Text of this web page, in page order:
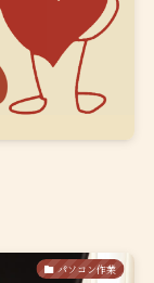
パソコン作業